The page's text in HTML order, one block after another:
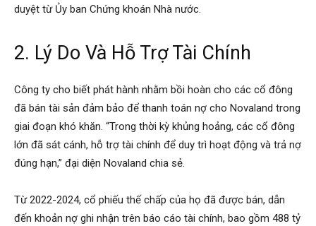
duyệt từ Ủy ban Chứng khoán Nhà nước.
2. Lý Do Và Hỗ Trợ Tài Chính
Công ty cho biết phát hành nhằm bồi hoàn cho các cổ đông
đã bán tài sản đảm bảo để thanh toán nợ cho Novaland trong
giai đoạn khó khăn. “Trong thời kỳ khủng hoảng, các cổ đông
lớn đã sát cánh, hỗ trợ tài chính để duy trì hoạt động và trả nợ
đúng hạn,” đại diện Novaland chia sẻ.
Từ 2022-2024, cổ phiếu thế chấp của họ đã được bán, dẫn
đến khoản nợ ghi nhận trên báo cáo tài chính, bao gồm 488 tỷ